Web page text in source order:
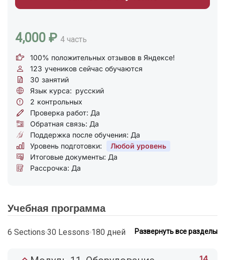
Учебная программа
6 Sections 30 Lessons 180 дней Развернуть все разделы
4,000 ₽ 4 часть
100% положительных отзывов в Яндексе!
123 учеников сейчас обучаются
30 занятий
Язык курса: русский
2 контрольных
Проверка работ: Да
Обратная связь: Да
Поддержка после обучения: Да
Уровень подготовки:
Любой уровень
Итоговые документы: Да
Рассрочка: Да